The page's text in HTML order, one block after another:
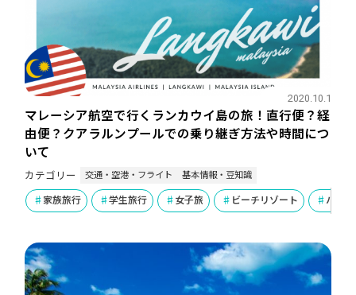
マレーシア航空で行くランカウイ島の旅！直行便？経
由便？クアラルンプールでの乗り継ぎ方法や時間につ
いて
2020.10.1
カテゴリー 交通・空港・フライト 基本情報・豆知識
家族旅行 学生旅行 女子旅 ビーチリゾート ハネム